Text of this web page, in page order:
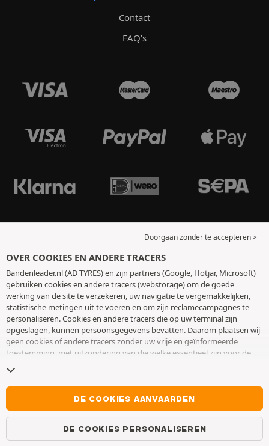
Contact
FAQ’s
Doorgaan zonder te accepteren >
OVER COOKIES EN ANDERE TRACERS
Bandenleader.nl (AD TYRES) en zijn partners (Google, Hotjar, Microsoft)
gebruiken cookies en andere tracers (webstorage) om de goede
werking van de site te verzekeren, uw navigatie te vergemakkelijken,
statistische metingen uit te voeren en om zijn reclamecampagnes te
personaliseren. Cookies en andere tracers die op uw terminal zijn
opgeslagen, kunnen persoonsgegevens bevatten. Daarom plaatsen wij
geen cookies of andere tracers zonder uw vrije en geïnformeerde
toestemming, met uitzondering van die welke essentieel zijn voor de
toestemming op elk moment intrekken door naar de pagina over
cookies en andere tracerste gaan. U kunt ervoor kiezen om verder te
surfen zonder het deponeren van cookies of andere tracers te
aanvaarden. Weigering verhindert de toegang tot diensten niet AD
TYRES. Voor meer informatie,
DE COOKIES AANVAARDEN
DE COOKIES PERSONALISEREN